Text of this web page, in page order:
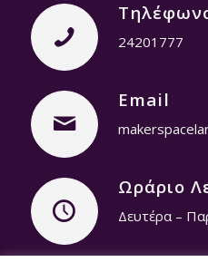
24201777
Email
Ωράριο
Δευτέρα –